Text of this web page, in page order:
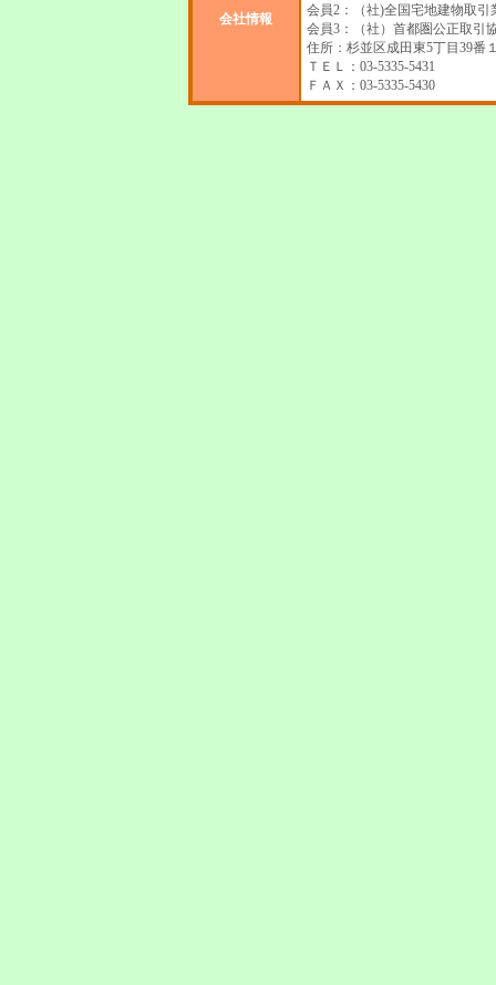
会社情報
会員2：（社)全国宅地建物取引
会員3：（社）首都圏公正取引
住所：杉並区成田東5丁目39番
ＴＥＬ：03-5335-5431
ＦＡＸ：03-5335-5430